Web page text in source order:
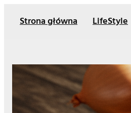
Strona główna LifeStyle